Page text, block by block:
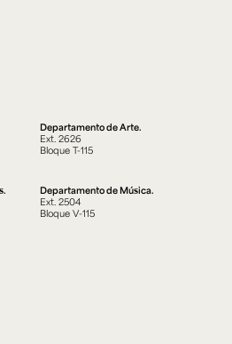
Departamento de Arte.
Ext. 2626
Bloque T-115
Departamento de Música.
Ext. 2504
Bloque V-115